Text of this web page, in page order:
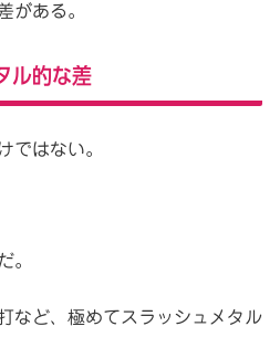
がある。
ル的な差
ではない。
。
など、極めてスラッシュメタル